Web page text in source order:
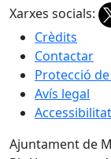
Xarxes socials:
Crèdits
Contactar
Protecció
Avís legal
Accessibilitat
Ajuntament de